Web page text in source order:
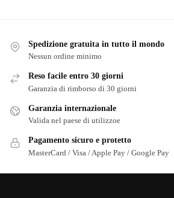
Spedizione gratuita in tutto il mondo
Nessun ordine minimo
Reso facile entro 30 giorni
Garanzia di rimborso di 30 giorni
Garanzia internazionale
Valida nel paese di utilizzoe
Pagamento sicuro e protetto
MasterCard / Visa / Apple Pay / Google Pay